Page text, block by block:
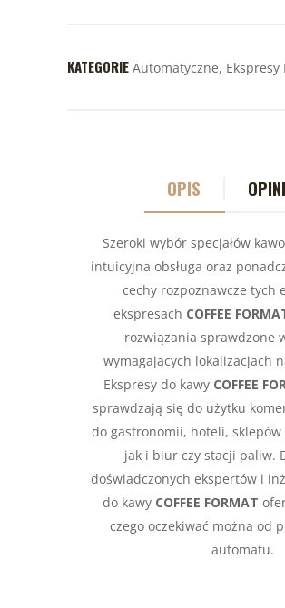
KATEGORIE Automatyczne, Ekspresy
OPIS
Szeroki wybór specjałów
intuicyjna obsługa oraz
cechy rozpoznawcze tych
ekspresach COFFEE
rozwiązania sprawdzone
wymagających lokalizacjach
Ekspresy do kawy COFFEE
sprawdzają się do użytku
do gastronomii, hoteli,
jak i biur czy stacji paliw.
doświadczonych ekspertów i
do kawy COFFEE FORMAT
czego oczekiwać można od
automatu.